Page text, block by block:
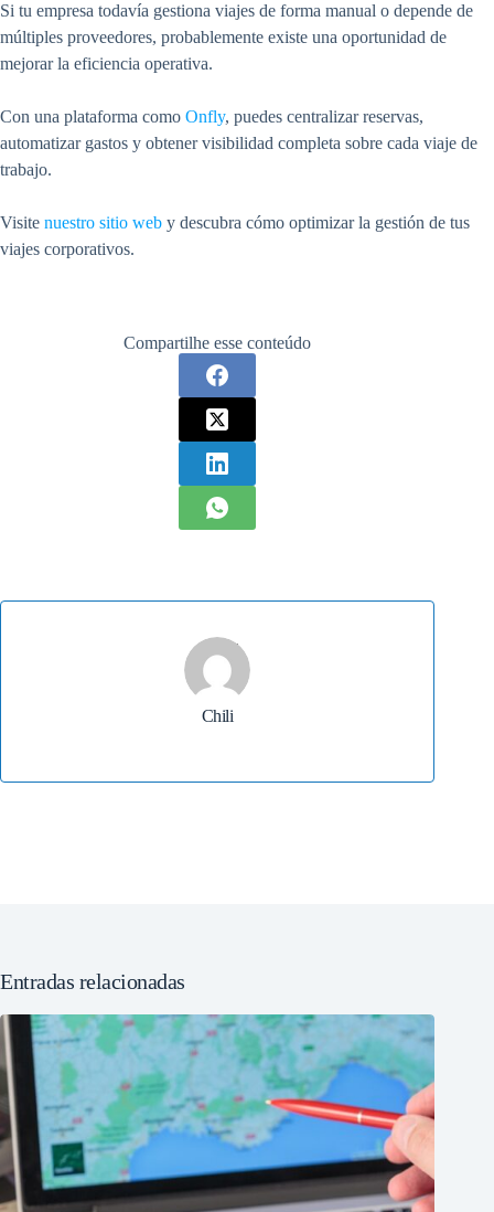
Si tu empresa todavía gestiona viajes de forma manual o depende de
múltiples proveedores, probablemente existe una oportunidad de
mejorar la eficiencia operativa.
Con una plataforma como Onfly, puedes centralizar reservas,
automatizar gastos y obtener visibilidad completa sobre cada viaje de
trabajo.
Visite nuestro sitio web y descubra cómo optimizar la gestión de tus
viajes corporativos.
Compartilhe esse conteúdo
Chili
Entradas relacionadas